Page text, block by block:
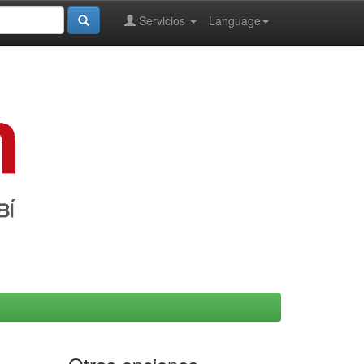
Language
Servicios